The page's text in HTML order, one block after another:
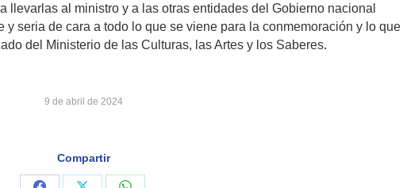
llevarlas al ministro y a las otras entidades del Gobierno nacional
y seria de cara a todo lo que se viene para la conmemoración y lo que
del Ministerio de las Culturas, las Artes y los Saberes.
9 de abril de 2024
Compartir